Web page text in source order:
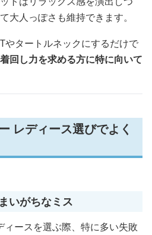
大人っぽさも維持できます。
やタートルネックにするだけで
着回し力を求める方に特に向いて
レディース選びでよく
いがちなミス
ィースを選ぶ際、特に多い失敗